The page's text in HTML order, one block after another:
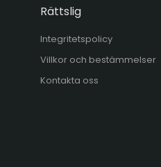
Rättslig
Integritetspolicy
Villkor och bestämmelser
Kontakta oss